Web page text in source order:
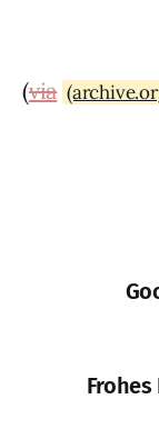
(via